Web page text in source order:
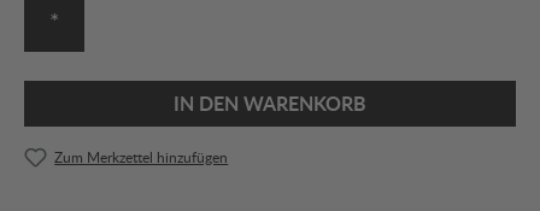
*
IN DEN WARENKORB
Zum Merkzettel hinzufügen